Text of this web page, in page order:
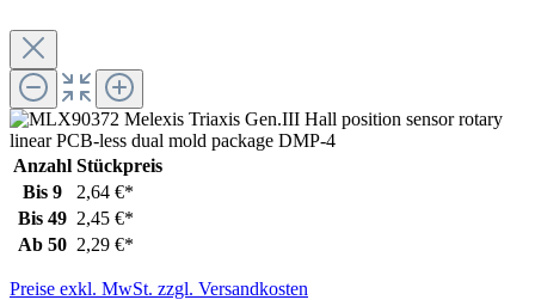
Anzahl Stückpreis
Bis 9
2,64 €*
Bis 49 2,45 €*
Ab 50 2,29 €*
Preise exkl. MwSt. zzgl. Versandkosten